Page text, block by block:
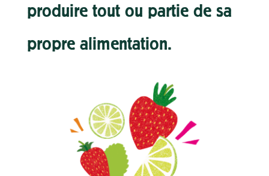
produire tout ou partie de sa
propre alimentation.